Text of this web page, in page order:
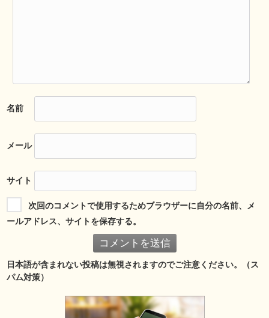
名前
メール
サイト
次回のコメントで使用するためブラウザーに自分の名前、メ
ールアドレス、サイトを保存する。
日本語が含まれない投稿は無視されますのでご注意ください。（ス
パム対策）